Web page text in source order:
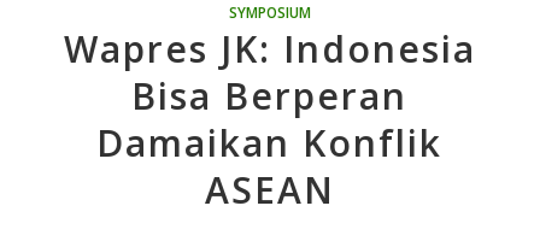
SYMPOSIUM
Wapres JK: Indonesia
Bisa Berperan
Damaikan Konflik
ASEAN